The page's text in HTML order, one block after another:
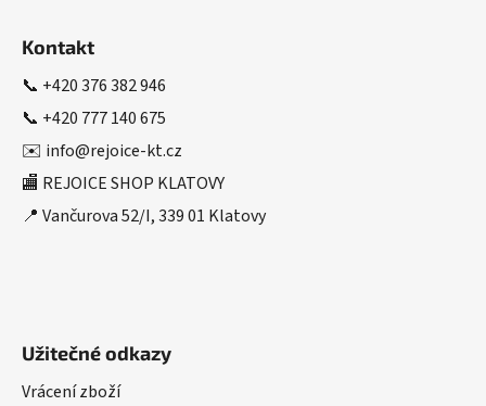
Kontakt
📞 +420 376 382 946
📞 +420 777 140 675
✉️ info@rejoice-kt.cz
🏬 REJOICE SHOP KLATOVY
📍 Vančurova 52/I, 339 01 Klatovy
Užitečné odkazy
Vrácení zboží